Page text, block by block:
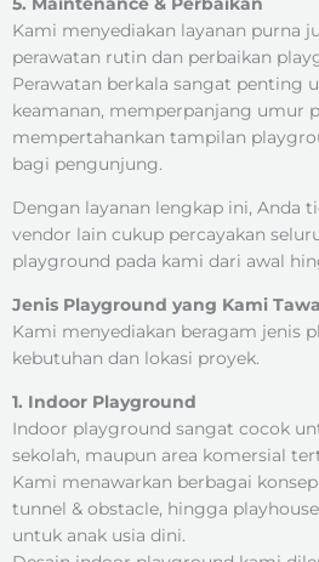
Kami menyediakan layanan purna
perawatan rutin dan perbaikan
Perawatan berkala sangat penting
keamanan, memperpanjang umur
mempertahankan tampilan
bagi pengunjung.
Dengan layanan lengkap ini, Anda
vendor lain cukup percayakan
playground pada kami dari awal
Jenis Playground yang Kami
Kami menyediakan beragam jenis
kebutuhan dan lokasi proyek.
1. Indoor Playground
Indoor playground sangat cocok
sekolah, maupun area komersial
Kami menawarkan berbagai
tunnel & obstacle, hingga
untuk anak usia dini.